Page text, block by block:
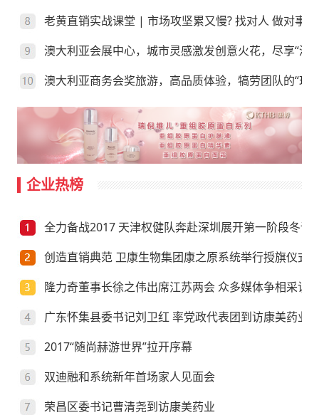
老黄直销实战课堂 | 市场攻坚累又慢? 找对人 做对事
澳大利亚会展中心，城市灵感激发创意火花，尽享“澳”
澳大利亚商务会奖旅游，高品质体验，犒劳团队的“玩”
企业热榜
全力备战2017 天津权健队奔赴深圳展开第一阶段冬训
创造直销典范 卫康生物集团康之原系统举行授旗仪式
隆力奇董事长徐之伟出席江苏两会 众多媒体争相采访
广东怀集县委书记刘卫红 率党政代表团到访康美药业
2017“随尚赫游世界”拉开序幕
双迪融和系统新年首场家人见面会
荣昌区委书记曹清尧到访康美药业